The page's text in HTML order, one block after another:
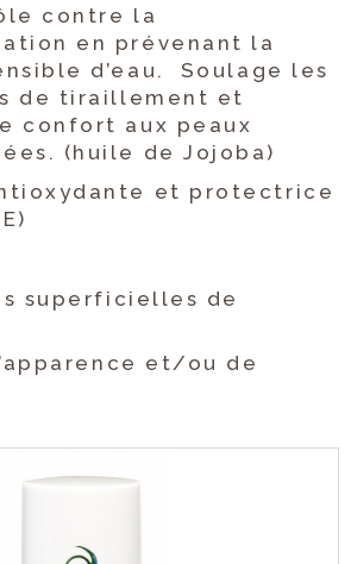
contre la
en prévenant la
d’eau. Soulage les
de tiraillement et
confort aux peaux
(huile de Jojoba)
et protectrice
superficielles de
et/ou de